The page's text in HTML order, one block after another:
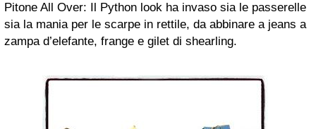
Pitone All Over: Il Python look ha invaso sia le passerelle
sia la mania per le scarpe in rettile, da abbinare a jeans a
zampa d’elefante, frange e gilet di shearling.